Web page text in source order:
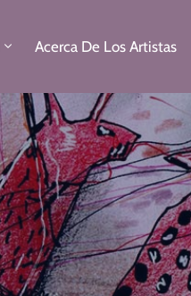
Acerca De Los Artistas